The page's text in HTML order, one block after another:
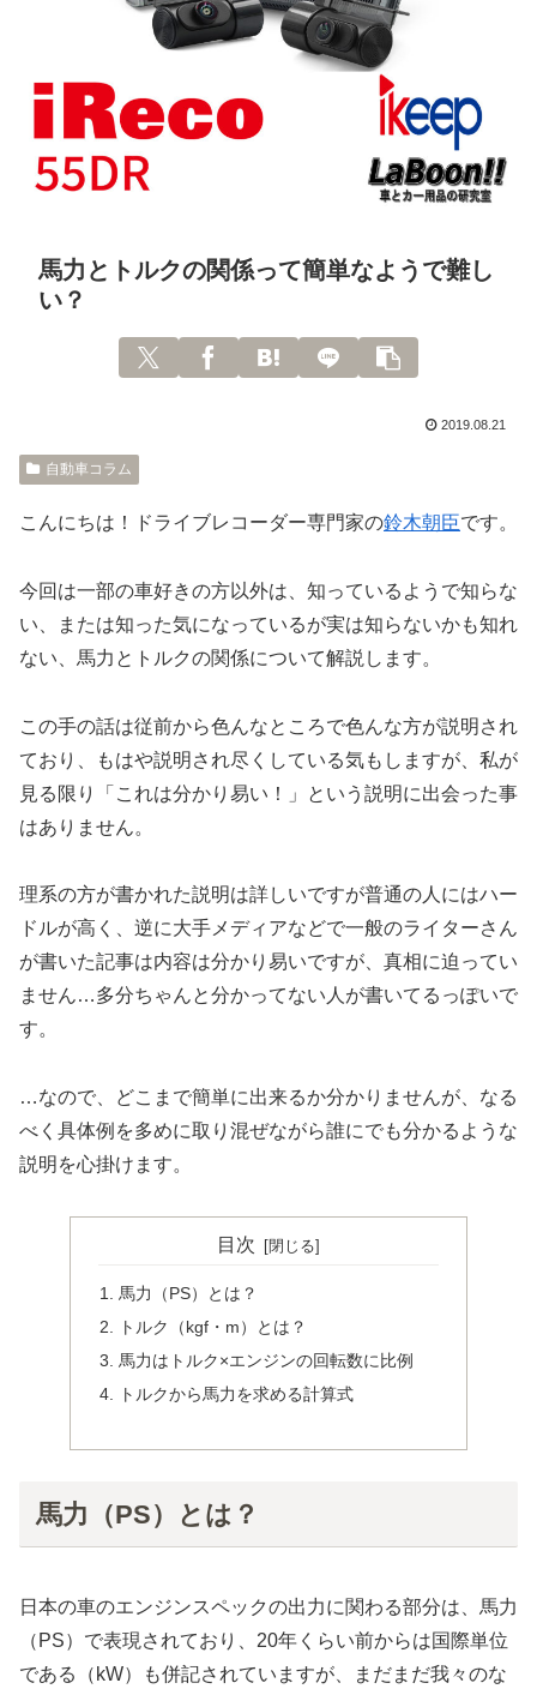
馬力とトルクの関係って簡単なようで難し
い？
2019.08.21
自動車コラム
こんにちは！ドライブレコーダー専門家の鈴木朝臣です。
今回は一部の車好きの方以外は、知っているようで知らな
い、または知った気になっているが実は知らないかも知れ
ない、馬力とトルクの関係について解説します。
この手の話は従前から色んなところで色んな方が説明され
ており、もはや説明され尽くしている気もしますが、私が
見る限り「これは分かり易い！」という説明に出会った事
はありません。
理系の方が書かれた説明は詳しいですが普通の人にはハー
ドルが高く、逆に大手メディアなどで一般のライターさん
が書いた記事は内容は分かり易いですが、真相に迫ってい
ません…多分ちゃんと分かってない人が書いてるっぽいで
す。
…なので、どこまで簡単に出来るか分かりませんが、なる
べく具体例を多めに取り混ぜながら誰にでも分かるような
説明を心掛けます。
目次
馬力（PS）とは？
トルク（kgf・m）とは？
馬力はトルク×エンジンの回転数に比例
トルクから馬力を求める計算式
馬力（PS）とは？
日本の車のエンジンスペックの出力に関わる部分は、馬力
（PS）で表現されており、20年くらい前からは国際単位
である（kW）も併記されていますが、まだまだ我々のな